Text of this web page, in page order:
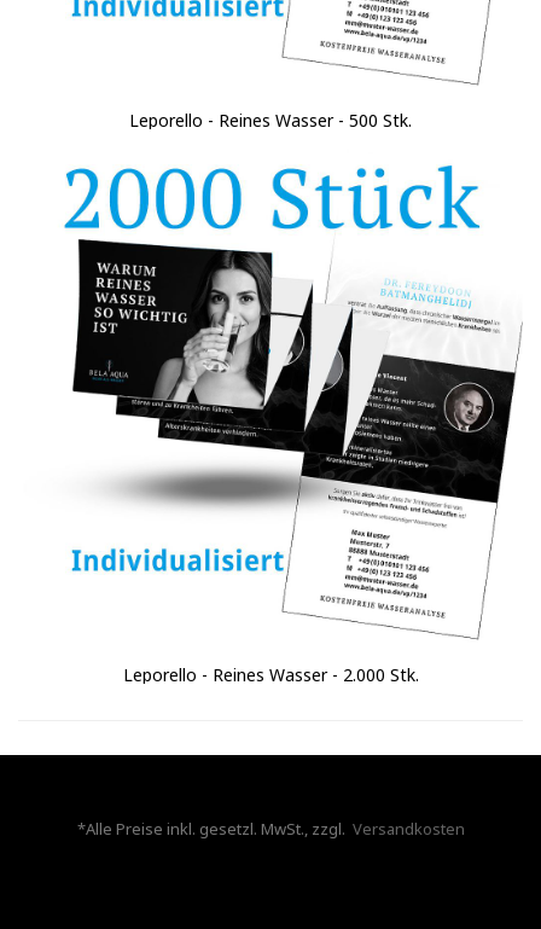
Leporello - Reines Wasser - 500 Stk.
Leporello - Reines Wasser - 2.000 Stk.
*Alle Preise inkl. gesetzl. MwSt., zzgl. Versandkosten